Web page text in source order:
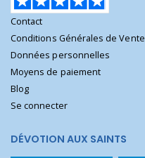
Contact
Conditions Générales de Vente
Données personnelles
Moyens de paiement
Blog
Se connecter
DÉVOTION AUX SAINTS